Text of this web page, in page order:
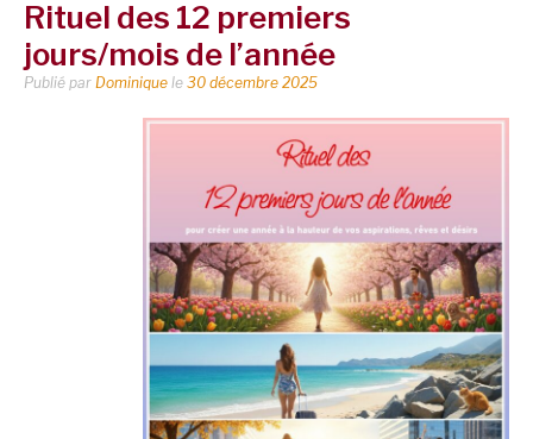
Rituel des 12 premiers
jours/mois de l’année
Publié par Dominique le 30 décembre 2025